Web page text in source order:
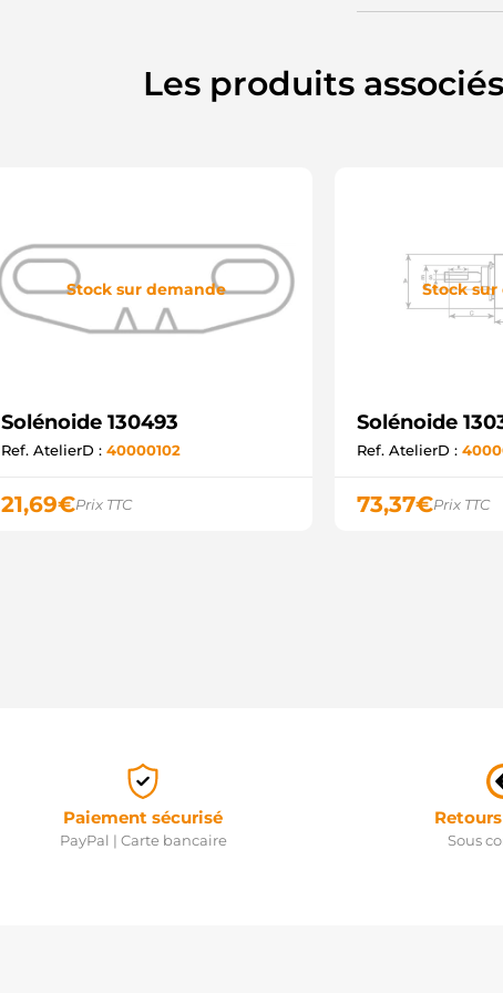
Les produits associés
Stock sur demande
Solénoide 130493
Ref. AtelierD : 40000102
21,69€Prix TTC
Stock
Solénoide
Ref. AtelierD :
73,37€Prix TTC
Paiement sécurisé
PayPal | Carte bancaire Sous